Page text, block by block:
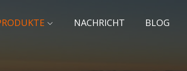
NACHRICHT BLOG